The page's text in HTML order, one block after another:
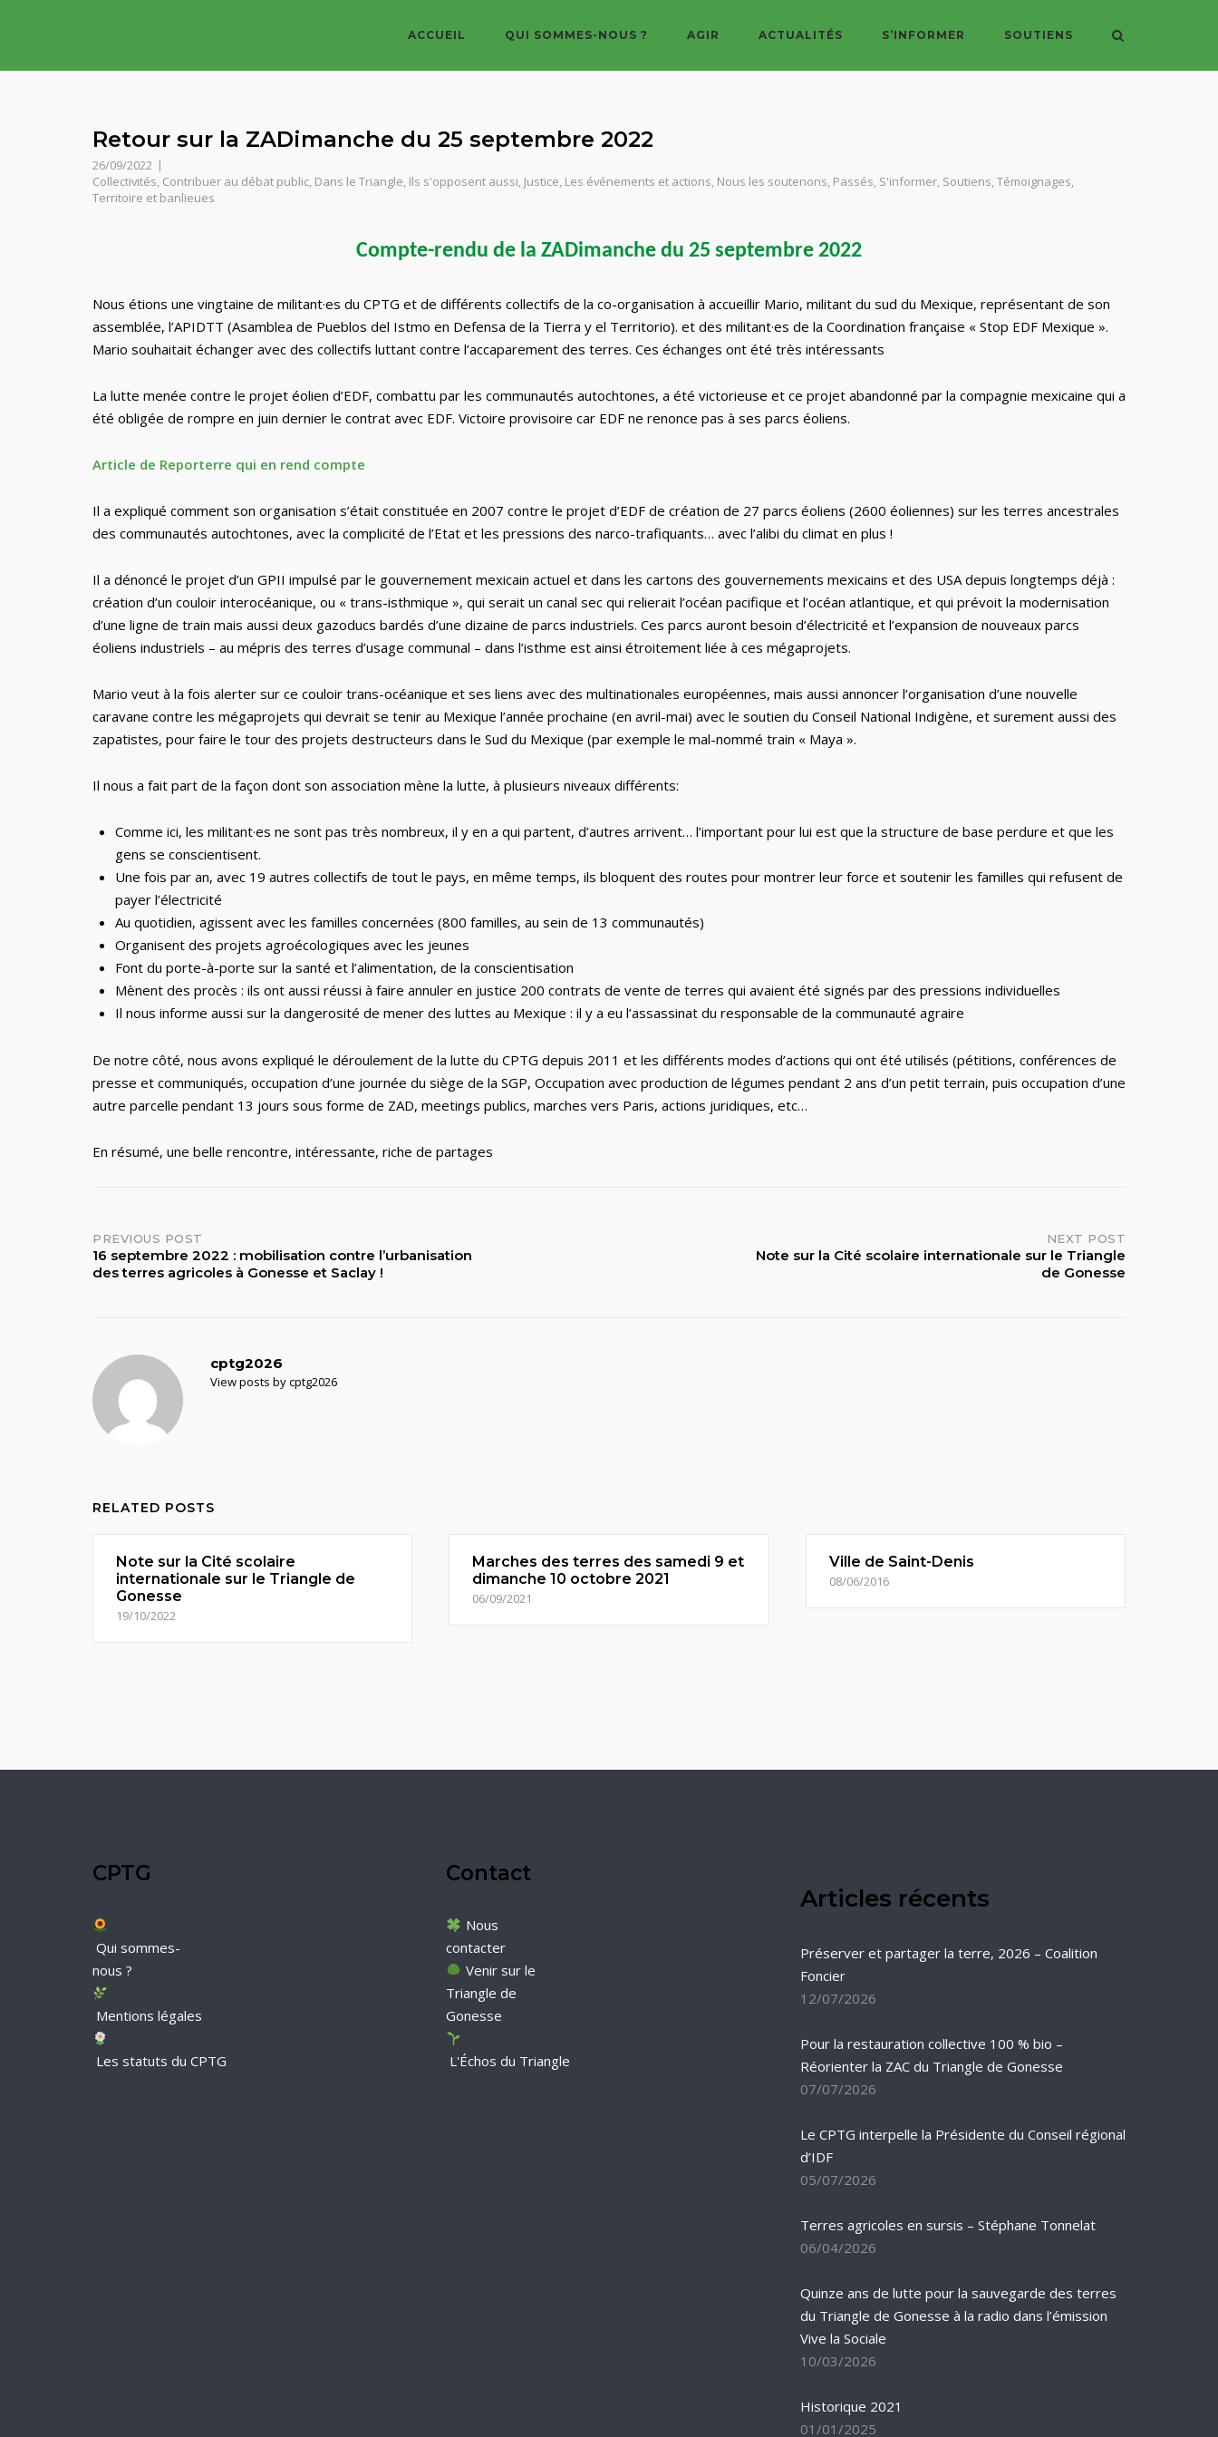
ACCUEIL QUI SOMMES-NOUS ? AGIR ACTUALITÉS S’INFORMER SOUTIENS
Retour sur la ZADimanche du 25 septembre 2022
26/09/2022
Collectivités, Contribuer au débat public, Dans le Triangle, Ils s'opposent aussi, Justice, Les événements et actions, Nous les soutenons, Passés, S'informer, Soutiens,Témoignages,
Territoire et banlieues
Compte-rendu de la ZADimanche du 25 septembre 2022
Nous étions une vingtaine de militant·es du CPTG et de différents collectifs de la co-organisation à accueillir Mario, militant du sud du Mexique, représentant de son
assemblée, l’APIDTT (Asamblea de Pueblos del Istmo en Defensa de la Tierra y el Territorio). et des militant·es de la Coordination française « Stop EDF Mexique ».
Mario souhaitait échanger avec des collectifs luttant contre l’accaparement des terres. Ces échanges ont été très intéressants
La lutte menée contre le projet éolien d’EDF, combattu par les communautés autochtones, a été victorieuse et ce projet abandonné par la compagnie mexicaine qui a
été obligée de rompre en juin dernier le contrat avec EDF. Victoire provisoire car EDF ne renonce pas à ses parcs éoliens.
Article de Reporterre qui en rend compte
Il a expliqué comment son organisation s’était constituée en 2007 contre le projet d’EDF de création de 27 parcs éoliens (2600 éoliennes) sur les terres ancestrales
des communautés autochtones, avec la complicité de l’Etat et les pressions des narco-trafiquants… avec l’alibi du climat en plus !
Il a dénoncé le projet d’un GPII impulsé par le gouvernement mexicain actuel et dans les cartons des gouvernements mexicains et des USA depuis longtemps déjà :
création d’un couloir interocéanique, ou « trans-isthmique », qui serait un canal sec qui relierait l’océan pacifique et l’océan atlantique, et qui prévoit la modernisation
d’une ligne de train mais aussi deux gazoducs bardés d’une dizaine de parcs industriels. Ces parcs auront besoin d’électricité et l’expansion de nouveaux parcs
éoliens industriels – au mépris des terres d’usage communal – dans l’isthme est ainsi étroitement liée à ces mégaprojets.
Mario veut à la fois alerter sur ce couloir trans-océanique et ses liens avec des multinationales européennes, mais aussi annoncer l’organisation d’une nouvelle
caravane contre les mégaprojets qui devrait se tenir au Mexique l’année prochaine (en avril-mai) avec le soutien du Conseil National Indigène, et surement aussi des
zapatistes, pour faire le tour des projets destructeurs dans le Sud du Mexique (par exemple le mal-nommé train « Maya ».
Il nous a fait part de la façon dont son association mène la lutte, à plusieurs niveaux différents:
Comme ici, les militant·es ne sont pas très nombreux, il y en a qui partent, d’autres arrivent… l’important pour lui est que la structure de base perdure et que les
gens se conscientisent.
Une fois par an, avec 19 autres collectifs de tout le pays, en même temps, ils bloquent des routes pour montrer leur force et soutenir les familles qui refusent de
payer l’électricité
Au quotidien, agissent avec les familles concernées (800 familles, au sein de 13 communautés)
Organisent des projets agroécologiques avec les jeunes
Font du porte-à-porte sur la santé et l’alimentation, de la conscientisation
Mènent des procès : ils ont aussi réussi à faire annuler en justice 200 contrats de vente de terres qui avaient été signés par des pressions individuelles
Il nous informe aussi sur la dangerosité de mener des luttes au Mexique : il y a eu l’assassinat du responsable de la communauté agraire
De notre côté, nous avons expliqué le déroulement de la lutte du CPTG depuis 2011 et les différents modes d’actions qui ont été utilisés (pétitions, conférences de
presse et communiqués, occupation d’une journée du siège de la SGP, Occupation avec production de légumes pendant 2 ans d’un petit terrain, puis occupation d’une
autre parcelle pendant 13 jours sous forme de ZAD, meetings publics, marches vers Paris, actions juridiques, etc…
En résumé, une belle rencontre, intéressante, riche de partages
Post
navigation
PREVIOUS POST
16 septembre 2022 : mobilisation contre l’urbanisation
des terres agricoles à Gonesse et Saclay !
NEXT POST
Note sur la Cité scolaire internationale sur le Triangle
de Gonesse
cptg2026
View posts by cptg2026
RELATED POSTS
Note sur la Cité scolaire
internationale sur le Triangle de
Gonesse
19/10/2022
Marches des terres des samedi 9 et
dimanche 10 octobre 2021
06/09/2021
Ville de Saint-Denis
08/06/2016
CPTG
Qui sommes-
nous ?
Mentions légales
Les statuts du CPTG
Contact
Nous
contacter
Venir sur le
Triangle de
Gonesse
L'Échos du Triangle
Articles récents
Préserver et partager la terre, 2026 – Coalition
Foncier
12/07/2026
Pour la restauration collective 100 % bio –
Réorienter la ZAC du Triangle de Gonesse
07/07/2026
Le CPTG interpelle la Présidente du Conseil régional
d’IDF
05/07/2026
Terres agricoles en sursis – Stéphane Tonnelat
06/04/2026
Quinze ans de lutte pour la sauvegarde des terres
du Triangle de Gonesse à la radio dans l’émission
Vive la Sociale
10/03/2026
Historique 2021
01/01/2025